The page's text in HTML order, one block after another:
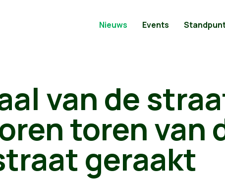
Nieuws Events
van de
toren van
geraakt